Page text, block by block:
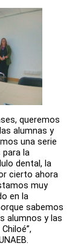
queremos
alumnas y
una serie
la
dental, la
cierto ahora
muy
en la
sabemos
alumnos y las